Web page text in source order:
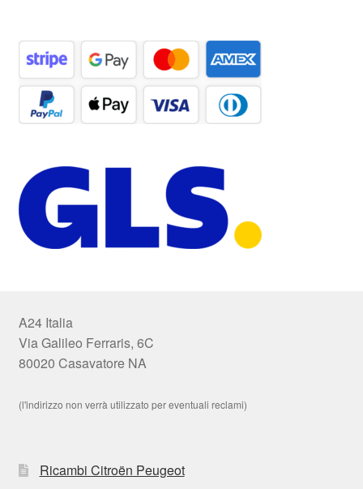
A24 Italia
Via Galileo Ferraris, 6C
80020 Casavatore NA
(l'indirizzo non verrà utilizzato per eventuali reclami)
Ricambi Citroën Peugeot